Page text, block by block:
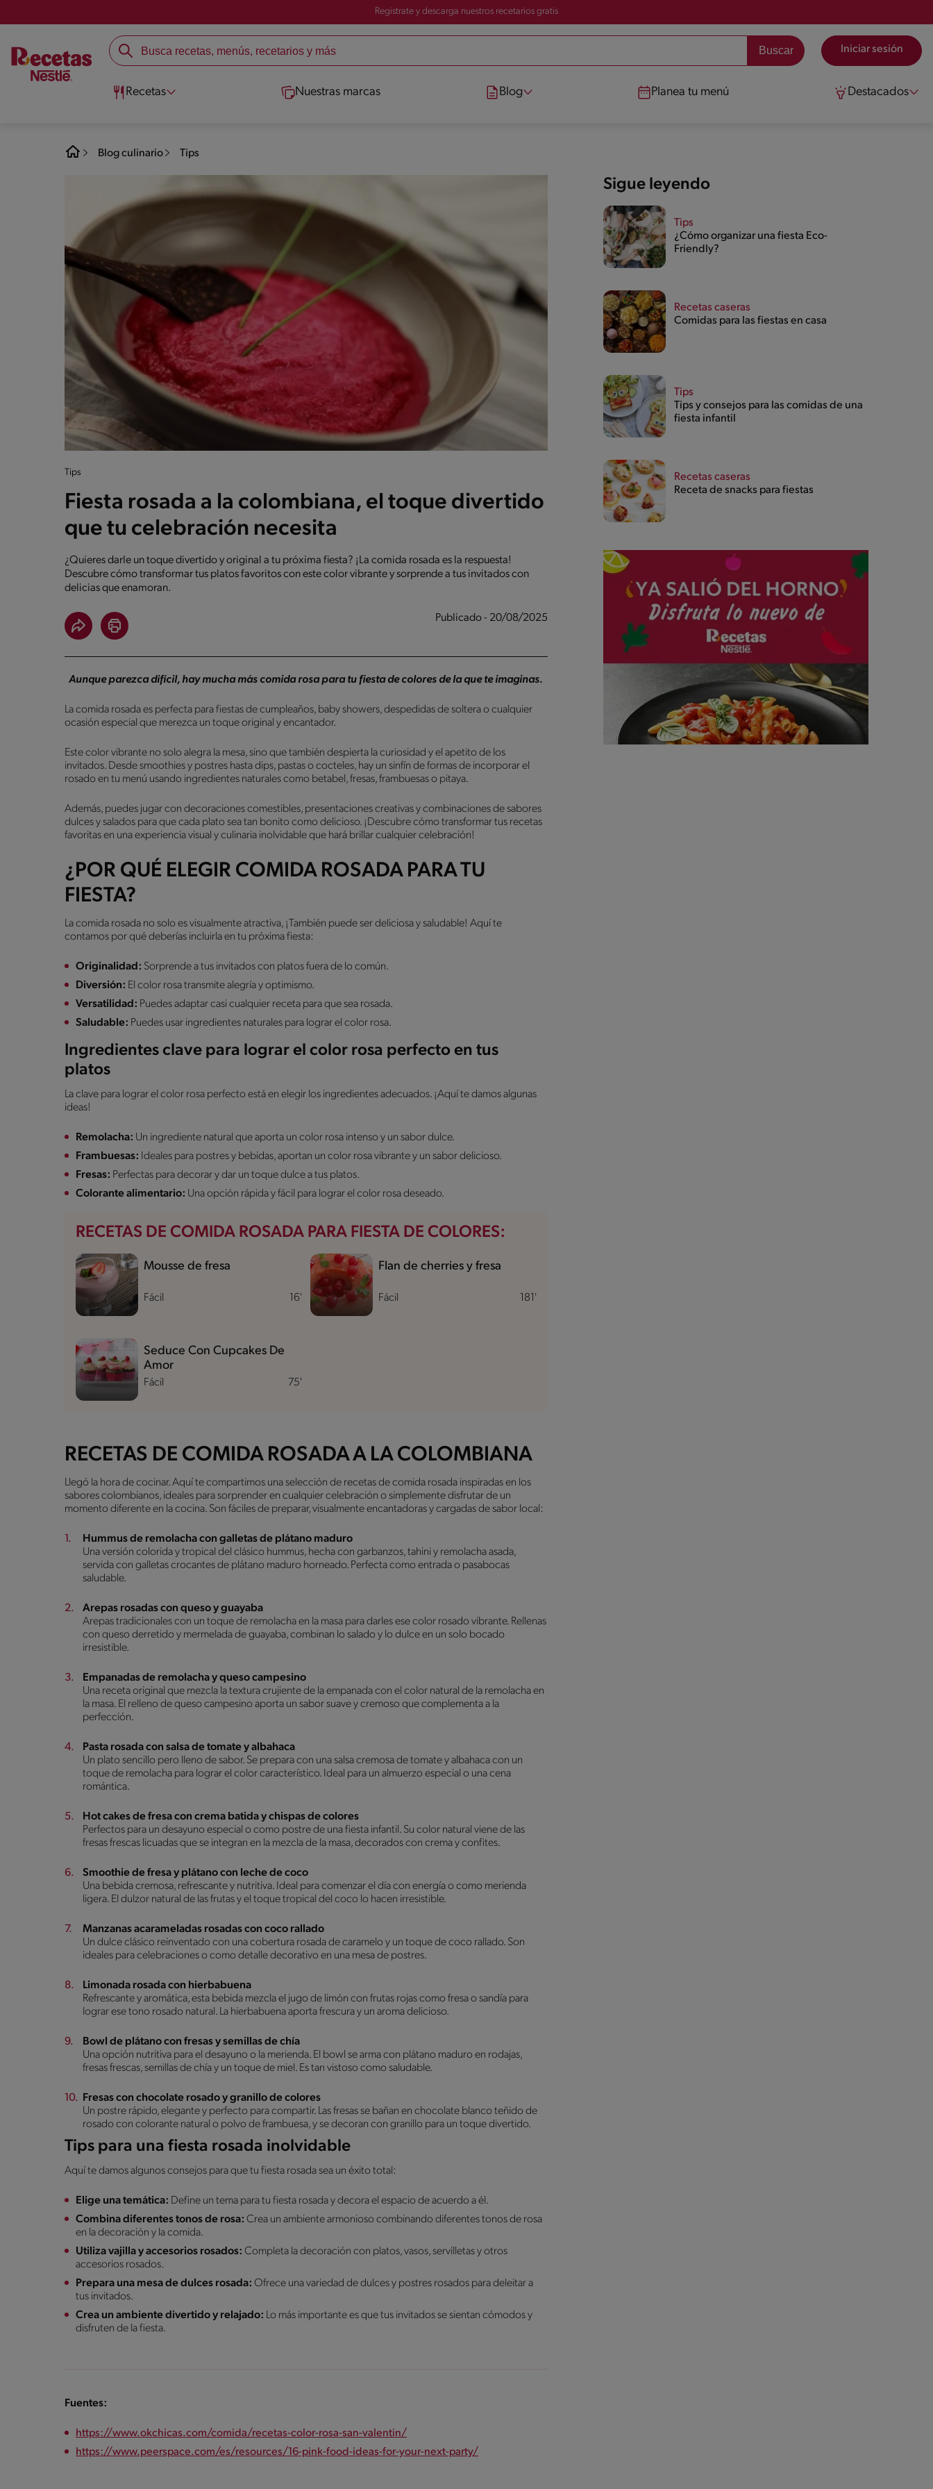
Registrate y descarga nuestros recetarios gratis
Iniciar sesión
Recetas Nuestras marcas Blog Planea tu menú Destacados
Blog culinario Tips
Tips
Fiesta rosada a la colombiana, el toque divertido
que tu celebración necesita
¿Quieres darle un toque divertido y original a tu próxima fiesta? ¡La comida rosada es la respuesta!
Descubre cómo transformar tus platos favoritos con este color vibrante y sorprende a tus invitados con
delicias que enamoran.
Publicado - 20/08/2025
Aunque parezca difícil, hay mucha más comida rosa para tu fiesta de colores de la que te imaginas.
La comida rosada es perfecta para fiestas de cumpleaños, baby showers, despedidas de soltera o cualquier
ocasión especial que merezca un toque original y encantador.
Este color vibrante no solo alegra la mesa, sino que también despierta la curiosidad y el apetito de los
invitados. Desde smoothies y postres hasta dips, pastas o cocteles, hay un sinfín de formas de incorporar el
rosado en tu menú usando ingredientes naturales como betabel, fresas, frambuesas o pitaya.
Además, puedes jugar con decoraciones comestibles, presentaciones creativas y combinaciones de sabores
dulces y salados para que cada plato sea tan bonito como delicioso. ¡Descubre cómo transformar tus recetas
favoritas en una experiencia visual y culinaria inolvidable que hará brillar cualquier celebración!
¿POR QUÉ ELEGIR COMIDA ROSADA PARA TU
FIESTA?
La comida rosada no solo es visualmente atractiva, ¡También puede ser deliciosa y saludable! Aquí te
contamos por qué deberías incluirla en tu próxima fiesta:
Originalidad: Sorprende a tus invitados con platos fuera de lo común.
Diversión: El color rosa transmite alegría y optimismo.
Versatilidad: Puedes adaptar casi cualquier receta para que sea rosada.
Saludable: Puedes usar ingredientes naturales para lograr el color rosa.
Ingredientes clave para lograr el color rosa perfecto en tus
platos
La clave para lograr el color rosa perfecto está en elegir los ingredientes adecuados. ¡Aquí te damos algunas
ideas!
Remolacha: Un ingrediente natural que aporta un color rosa intenso y un sabor dulce.
Frambuesas: Ideales para postres y bebidas, aportan un color rosa vibrante y un sabor delicioso.
Fresas: Perfectas para decorar y dar un toque dulce a tus platos.
Colorante alimentario: Una opción rápida y fácil para lograr el color rosa deseado.
RECETAS DE COMIDA ROSADA PARA FIESTA DE COLORES:
Fácil 16'
Mousse de fresa
Fácil 181'
Flan de cherries y fresa
Fácil 75'
Seduce Con Cupcakes De
Amor
RECETAS DE COMIDA ROSADA A LA COLOMBIANA
Llegó la hora de cocinar. Aquí te compartimos una selección de recetas de comida rosada inspiradas en los
sabores colombianos, ideales para sorprender en cualquier celebración o simplemente disfrutar de un
momento diferente en la cocina. Son fáciles de preparar, visualmente encantadoras y cargadas de sabor local:
Hummus de remolacha con galletas de plátano maduro
Una versión colorida y tropical del clásico hummus, hecha con garbanzos, tahini y remolacha asada,
servida con galletas crocantes de plátano maduro horneado. Perfecta como entrada o pasabocas
saludable.
Arepas rosadas con queso y guayaba
Arepas tradicionales con un toque de remolacha en la masa para darles ese color rosado vibrante. Rellenas
con queso derretido y mermelada de guayaba, combinan lo salado y lo dulce en un solo bocado
irresistible.
Empanadas de remolacha y queso campesino
Una receta original que mezcla la textura crujiente de la empanada con el color natural de la remolacha en
la masa. El relleno de queso campesino aporta un sabor suave y cremoso que complementa a la
perfección.
Pasta rosada con salsa de tomate y albahaca
Un plato sencillo pero lleno de sabor. Se prepara con una salsa cremosa de tomate y albahaca con un
toque de remolacha para lograr el color característico. Ideal para un almuerzo especial o una cena
romántica.
Hot cakes de fresa con crema batida y chispas de colores
Perfectos para un desayuno especial o como postre de una fiesta infantil. Su color natural viene de las
fresas frescas licuadas que se integran en la mezcla de la masa, decorados con crema y confites.
Smoothie de fresa y plátano con leche de coco
Una bebida cremosa, refrescante y nutritiva. Ideal para comenzar el día con energía o como merienda
ligera. El dulzor natural de las frutas y el toque tropical del coco lo hacen irresistible.
Manzanas acarameladas rosadas con coco rallado
Un dulce clásico reinventado con una cobertura rosada de caramelo y un toque de coco rallado. Son
ideales para celebraciones o como detalle decorativo en una mesa de postres.
Limonada rosada con hierbabuena
Refrescante y aromática, esta bebida mezcla el jugo de limón con frutas rojas como fresa o sandía para
lograr ese tono rosado natural. La hierbabuena aporta frescura y un aroma delicioso.
Bowl de plátano con fresas y semillas de chía
Una opción nutritiva para el desayuno o la merienda. El bowl se arma con plátano maduro en rodajas,
fresas frescas, semillas de chía y un toque de miel. Es tan vistoso como saludable.
Fresas con chocolate rosado y granillo de colores
Un postre rápido, elegante y perfecto para compartir. Las fresas se bañan en chocolate blanco teñido de
rosado con colorante natural o polvo de frambuesa, y se decoran con granillo para un toque divertido.
Tips para una fiesta rosada inolvidable
Aquí te damos algunos consejos para que tu fiesta rosada sea un éxito total:
Elige una temática: Define un tema para tu fiesta rosada y decora el espacio de acuerdo a él.
Combina diferentes tonos de rosa: Crea un ambiente armonioso combinando diferentes tonos de rosa
en la decoración y la comida.
Utiliza vajilla y accesorios rosados: Completa la decoración con platos, vasos, servilletas y otros
accesorios rosados.
Prepara una mesa de dulces rosada: Ofrece una variedad de dulces y postres rosados para deleitar a
tus invitados.
Crea un ambiente divertido y relajado: Lo más importante es que tus invitados se sientan cómodos y
disfruten de la fiesta.
Fuentes:
https://www.okchicas.com/comida/recetas-color-rosa-san-valentin/
https://www.peerspace.com/es/resources/16-pink-food-ideas-for-your-next-party/
Sigue leyendo
Tips
¿Cómo organizar una fiesta Eco-
Friendly?
Recetas caseras
Comidas para las fiestas en casa
Tips
Tips y consejos para las comidas de una
fiesta infantil
Recetas caseras
Receta de snacks para fiestas